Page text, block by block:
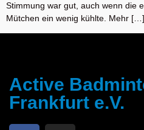
Stimmung war gut, auch wenn die
Mütchen ein wenig kühlte. Mehr […]
Active
Frankfurt e.V.